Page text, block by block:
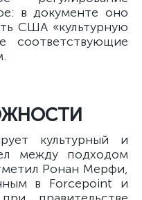
в документе оно
США «культурную
культурный и
между подходом
Ронан Мерфи,
в Forcepoint и